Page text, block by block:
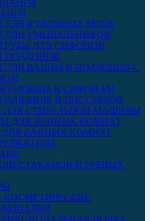
ДЛЯ КУХОННЫХ МОЕК
ДЛЯ УМЫВАЛЬНИКОВ
ДЛЯ СИФОНОВ
ПОДДОНОВ
ВАННЫ И ПОДДОНОВ С
К СИФОНАМ
БИДЕ И ПИССУАРОВ
ДЛЯ СТИРАЛЬНОЙ МАШИНЫ
ДЛЯ ВАННЫХ КОМНАТ
СТАКАНОВ И ЗУБНЫХ
КОСМЕТИЧЕСКИЕ
ПОЛКА